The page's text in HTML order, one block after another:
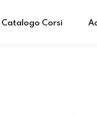
Catalogo Corsi